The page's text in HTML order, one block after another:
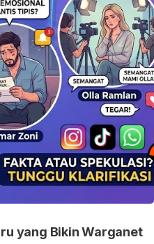
yang Bikin Warganet